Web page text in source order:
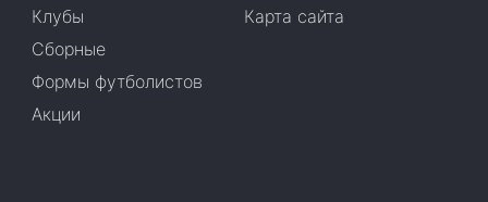
Клубы
Сборные
Формы футболистов
Акции
Карта сайта